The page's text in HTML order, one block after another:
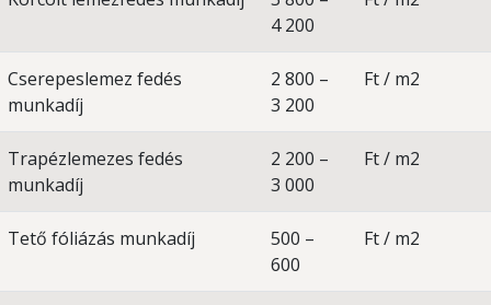
4 200
Cserepeslemez fedés
munkadíj
2 800 –
3 200
Ft / m2
Trapézlemezes fedés
munkadíj
2 200 –
3 000
Ft / m2
Tető fóliázás munkadíj
500 –
600
Ft / m2